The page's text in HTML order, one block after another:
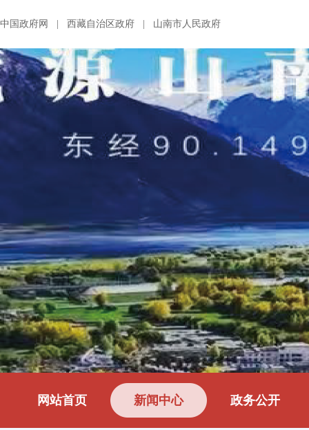
中国政府网 西藏自治区政府 山南市人民政府
网站首页 新闻中心 政务公开